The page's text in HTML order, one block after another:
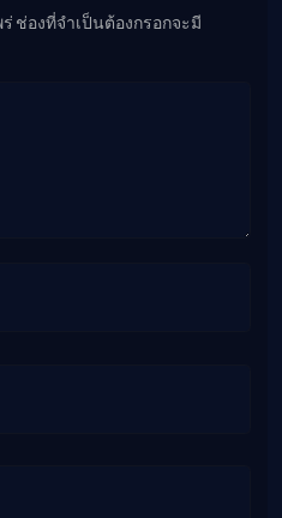
ช่องที่จำเป็นต้องกรอกจะมี